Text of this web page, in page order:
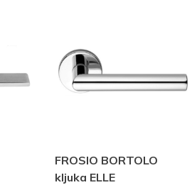
FROSIO BORTOLO
kljuka ELLE